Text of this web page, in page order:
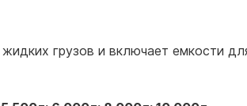
грузов и включает емкости